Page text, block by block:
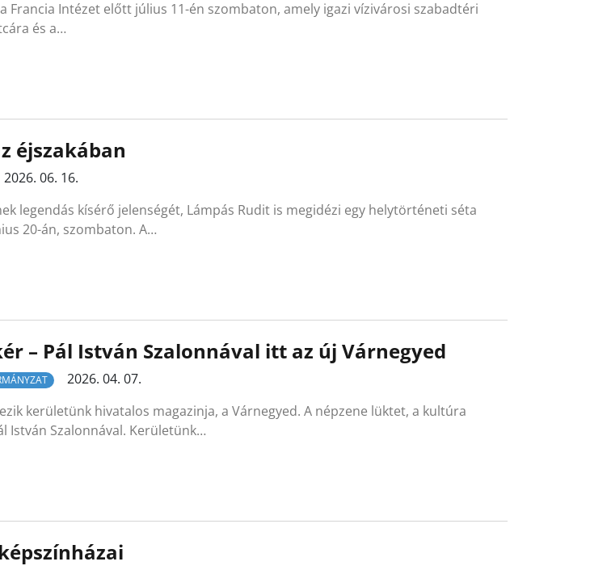
Francia Intézet előtt július 11-én szombaton, amely igazi vízivárosi szabadtéri
és a…
éjszakában
2026. 06. 16.
legendás kísérő jelenségét, Lámpás Rudit is megidézi egy helytörténeti séta
20-án, szombaton. A…
– Pál István Szalonnával itt az új Várnegyed
2026. 04. 07.
kerületünk hivatalos magazinja, a Várnegyed. A népzene lüktet, a kultúra
István Szalonnával. Kerületünk…